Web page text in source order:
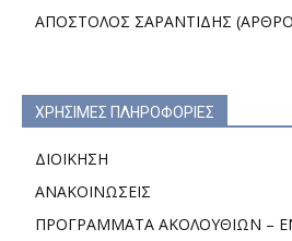
ΑΠΟΣΤΟΛΟΣ ΣΑΡΑΝΤΙΔΗΣ
ΧΡΗΣΙΜΕΣ ΠΛΗΡΟΦΟΡΙΕΣ
ΔΙΟΙΚΗΣΗ
ΑΝΑΚΟΙΝΩΣΕΙΣ
ΠΡΟΓΡΑΜΜΑΤΑ ΑΚΟΛΟΥΘΙΩΝ –